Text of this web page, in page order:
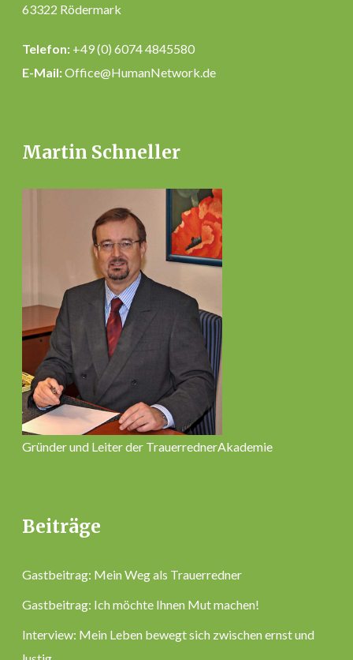
63322 Rödermark
Telefon: +49 (0) 6074 4845580
E-Mail:Office@HumanNetwork.de
Martin Schneller
Gründer und Leiter der TrauerrednerAkademie
Beiträge
Gastbeitrag: Mein Weg als Trauerredner
Gastbeitrag: Ich möchte Ihnen Mut machen!
Interview: Mein Leben bewegt sich zwischen ernst und